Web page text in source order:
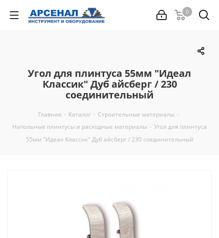
0
Угол для плинтуса 55мм "Идеал
Классик" Дуб айсберг / 230
соединительный
Главная - Каталог - Строительные материалы -
Напольные плинтусы и расходные материалы - Угол для плинтуса
55мм "Идеал Классик" Дуб айсберг / 230 соединительный